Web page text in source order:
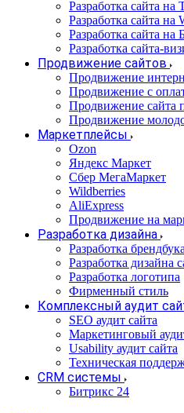
Разработка сайта на
Разработка сайта на
Разработка сайта на
Разработка сайта-
Продвижение сайтов
Продвижение
Продвижение с
Продвижение сайта
Продвижение
Маркетплейсы
Ozon
Яндекс Маркет
Сбер МегаМаркет
Wildberries
AliExpress
Продвижение на
Разработка дизайна
Разработка брендбука
Разработка дизайна
Разработка логотипа
Фирменный стиль
Комплексный аудит
SEO аудит сайта
Маркетинговый
Usability аудит сайта
Техническая
CRM системы
Битрикс 24